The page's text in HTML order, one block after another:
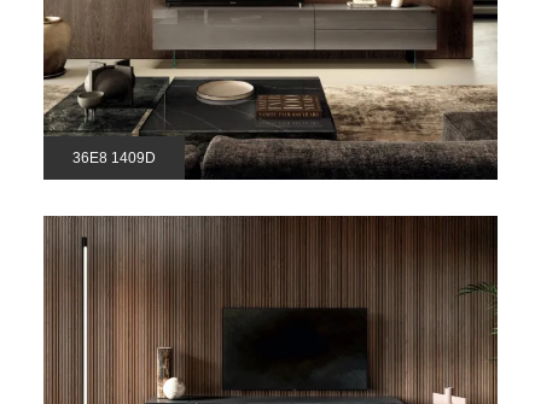
36E8 1409D